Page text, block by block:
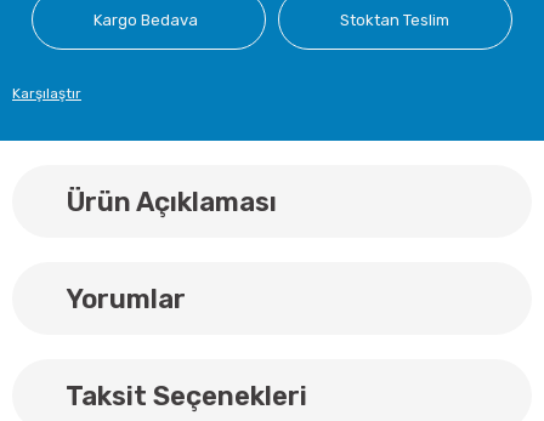
Kargo Bedava Stoktan Teslim
Karşılaştır
Ürün Açıklaması
Yorumlar
Taksit Seçenekleri